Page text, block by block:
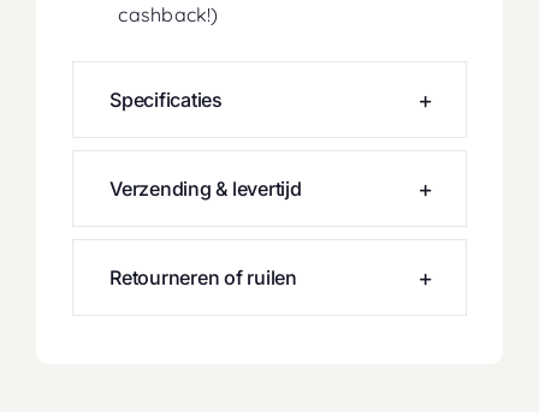
cashback!)
Specificaties
Verzending & levertijd
Retourneren of ruilen